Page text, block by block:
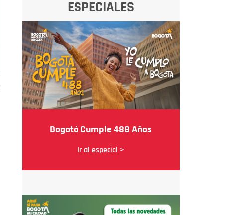
ESPECIALES
Bogotá Cumple 488 Años
Ir al especial >